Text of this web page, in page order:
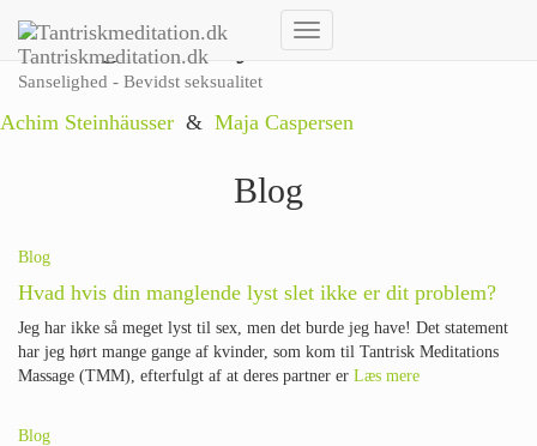
Tantriskmeditation.dk
Sanselighed - Bevidst seksualitet
Skift
Naturlighed & Lyst
Achim Steinhäusser & Maja Caspersen
Blog
Blog
Hvad hvis din manglende lyst slet ikke er dit problem?
Jeg har ikke så meget lyst til sex, men det burde jeg have! Det statement
har jeg hørt mange gange af kvinder, som kom til Tantrisk Meditations
Massage (TMM), efterfulgt af at deres partner er Læs mere
Blog